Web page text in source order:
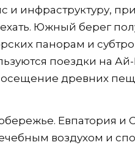
и инфраструктуру,
Южный берег
панорам и
поездки на
древних
Евпатория и
воздухом и